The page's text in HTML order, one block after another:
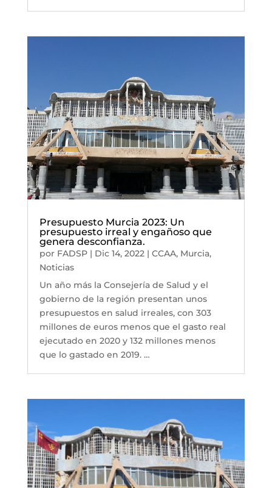
Presupuesto Murcia 2023: Un
presupuesto irreal y engañoso que
genera desconfianza.
por FADSP| Dic 14, 2022| CCAA, Murcia,
Noticias
Un año más la Consejería de Salud y el
gobierno de la región presentan unos
presupuestos en salud irreales, con 303
millones de euros menos que el gasto real
ejecutado en 2020 y 132 millones menos
que lo gastado en 2019. …